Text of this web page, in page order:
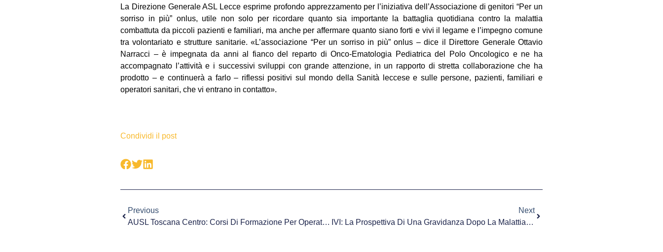
La Direzione Generale ASL Lecce esprime profondo apprezzamento per l’iniziativa dell’Associazione di genitori “Per un
sorriso in più” onlus, utile non solo per ricordare quanto sia importante la battaglia quotidiana contro la malattia
combattuta da piccoli pazienti e familiari, ma anche per affermare quanto siano forti e vivi il legame e l’impegno comune
tra volontariato e strutture sanitarie. «L’associazione “Per un sorriso in più” onlus – dice il Direttore Generale Ottavio
Narracci – è impegnata da anni al fianco del reparto di Onco-Ematologia Pediatrica del Polo Oncologico e ne ha
accompagnato l’attività e i successivi sviluppi con grande attenzione, in un rapporto di stretta collaborazione che ha
prodotto – e continuerà a farlo – riflessi positivi sul mondo della Sanità leccese e sulle persone, pazienti, familiari e
operatori sanitari, che vi entrano in contatto».
Condividi il post
Previous
AUSL Toscana Centro: Corsi Di Formazione Per Operatore Socio Sanitario 2018
Next
IVI: La Prospettiva Di Una Gravidanza Dopo La Malattia Oncologica